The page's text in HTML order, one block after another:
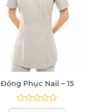
Đồng Phục Nail – 15
Được